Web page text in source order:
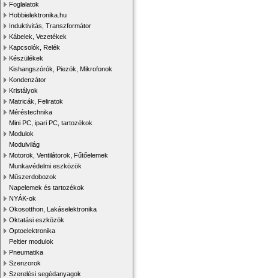
Foglalatok
Hobbielektronika.hu
Induktivitás, Transzformátor
Kábelek, Vezetékek
Kapcsolók, Relék
Készülékek
Kishangszórók, Piezók, Mikrofonok
Kondenzátor
Kristályok
Matricák, Feliratok
Méréstechnika
Mini PC, ipari PC, tartozékok
Modulok
Modulvilág
Motorok, Ventilátorok, Fűtőelemek
Munkavédelmi eszközök
Műszerdobozok
Napelemek és tartozékok
NYÁK-ok
Okosotthon, Lakáselektronika
Oktatási eszközök
Optoelektronika
Peltier modulok
Pneumatika
Szenzorok
Szerelési segédanyagok